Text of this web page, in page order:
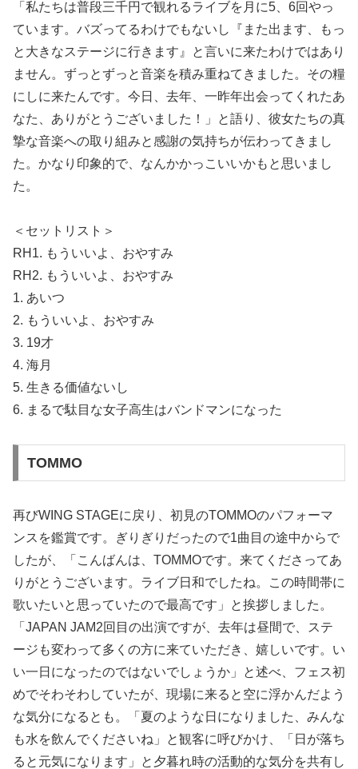
「私たちは普段三千円で観れるライブを月に5、6回やっ
ています。バズってるわけでもないし『また出ます、もっ
と大きなステージに行きます』と言いに来たわけではあり
ません。ずっとずっと音楽を積み重ねてきました。その糧
にしに来たんです。今日、去年、一昨年出会ってくれたあ
なた、ありがとうございました！」と語り、彼女たちの真
摯な音楽への取り組みと感謝の気持ちが伝わってきまし
た。かなり印象的で、なんかかっこいいかもと思いまし
た。
＜セットリスト＞
RH1. もういいよ、おやすみ
RH2. もういいよ、おやすみ
1. あいつ
2. もういいよ、おやすみ
3. 19才
4. 海月
5. 生きる価値ないし
6. まるで駄目な女子高生はバンドマンになった
TOMMO
再びWING STAGEに戻り、初見のTOMMOのパフォーマ
ンスを鑑賞です。ぎりぎりだったので1曲目の途中からで
したが、「こんばんは、TOMMOです。来てくださってあ
りがとうございます。ライブ日和でしたね。この時間帯に
歌いたいと思っていたので最高です」と挨拶しました。
「JAPAN JAM2回目の出演ですが、去年は昼間で、ステ
ージも変わって多くの方に来ていただき、嬉しいです。い
い一日になったのではないでしょうか」と述べ、フェス初
めでそわそわしていたが、現場に来ると空に浮かんだよう
な気分になるとも。「夏のような日になりました、みんな
も水を飲んでくださいね」と観客に呼びかけ、「日が落ち
ると元気になります」と夕暮れ時の活動的な気分を共有し